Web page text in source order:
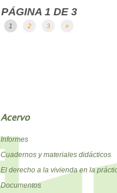
PÁGINA 1 DE 3
1 2 3 »
Acervo
Informes
Cuadernos y materiales didácticos
El derecho a la vivienda en la
Documentos